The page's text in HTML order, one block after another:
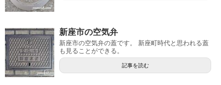
新座市の空気弁
新座市の空気弁の蓋です。 新座町時代と思われる蓋
も見ることができる。
記事を読む